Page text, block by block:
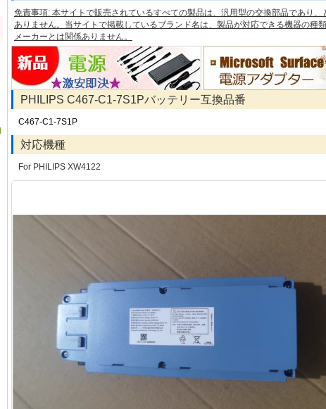
免責事項: 本サイトで販売されているすべての製品は、汎用型の交換部品であり、
ありません。当サイトで掲載しているブランド名は、製品が対応できる機器の種
メーカーとは関係ありません。
PHILIPS C467-C1-7S1Pバッテリー互換品番
C467-C1-7S1P
対応機種
For PHILIPS XW4122